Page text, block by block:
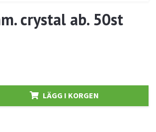
crystal ab. 50st
LÄGG I KORGEN